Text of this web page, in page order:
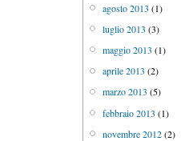
agosto 2013 (1)
luglio 2013 (3)
maggio 2013 (1)
aprile 2013 (2)
marzo 2013 (5)
febbraio 2013 (1)
novembre 2012(2)